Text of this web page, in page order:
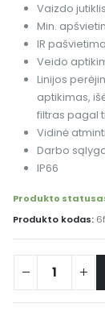
Vaizdo
Min.
IR
Veido
Linijos
aptikimas,
filtras pagal
Vidinė
Darbo
IP66
Produkto
Produkto kodas:
Alternative: